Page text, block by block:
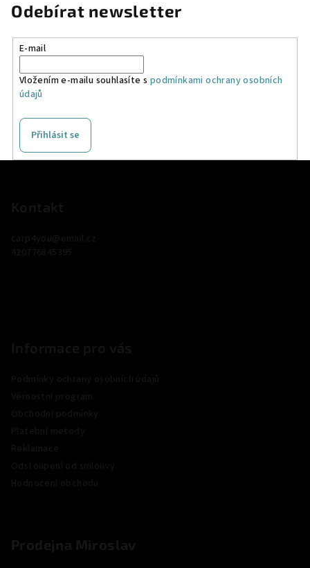
Odebírat newsletter
E-mail
Vložením e-mailu souhlasíte s podmínkami ochrany osobních
údajů
Přihlásit se